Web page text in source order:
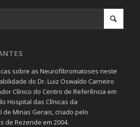
sobre as Neurofibromatoses neste
do Dr. Luiz Oswaldo Carneiro
Clínico do Centro de Referência em
Hospital das Clínicas da
de Minas Gerais, criado pelo
de Rezende em 2004.